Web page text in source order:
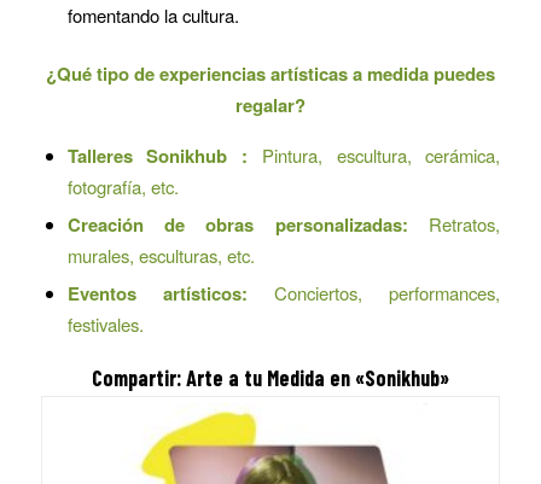
fomentando la cultura.
¿Qué tipo de experiencias artísticas a medida puedes
regalar?
Talleres Sonikhub : Pintura, escultura, cerámica,
fotografía, etc.
Creación de obras personalizadas: Retratos,
murales, esculturas, etc.
Eventos artísticos: Conciertos, performances,
festivales.
Compartir: Arte a tu Medida en «Sonikhub»